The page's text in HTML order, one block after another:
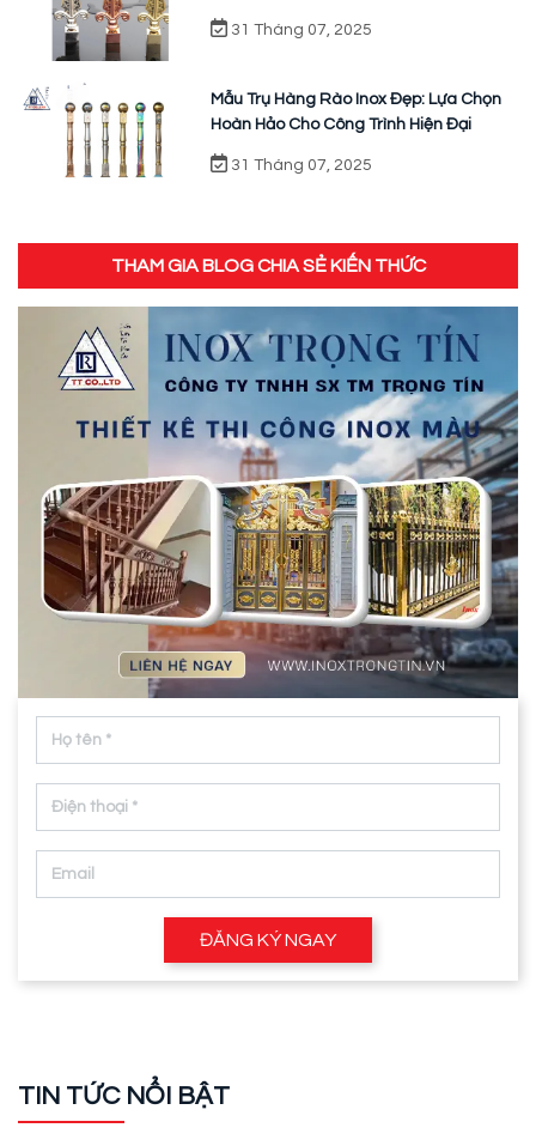
31 Tháng 07, 2025
Mẫu Trụ Hàng Rào Inox Đẹp: Lựa Chọn
Hoàn Hảo Cho Công Trình Hiện Đại
31 Tháng 07, 2025
THAM GIA BLOG CHIA SẺ KIẾN THỨC
ĐĂNG KÝ NGAY
TIN TỨC NỔI BẬT